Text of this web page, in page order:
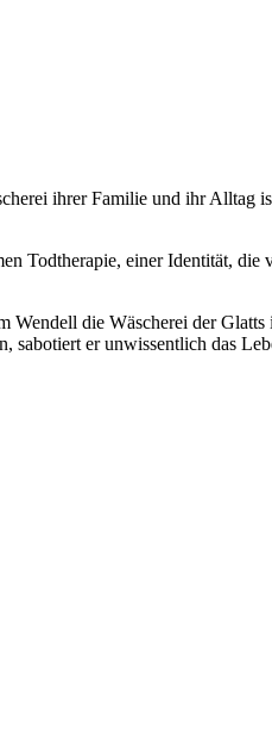
ihrer Familie und ihr Alltag
Todtherapie, einer Identität, die
die Wäscherei der
sabotiert er unwissentlich das